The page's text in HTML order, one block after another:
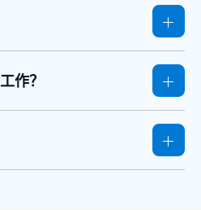
作？